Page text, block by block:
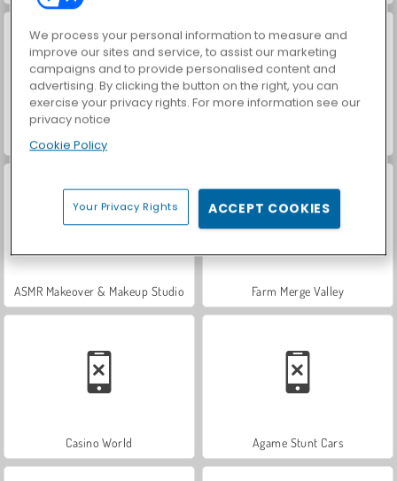
Royal Story
ASMR Makeover & Makeup Studio Farm Merge Valley
Casino World Agame Stunt Cars
We process your personal information to measure and
improve our sites and service, to assist our marketing
campaigns and to provide personalised content and
advertising. By clicking the button on the right, you can
exercise your privacy rights. For more information see our
privacy notice
Cookie Policy
Your Privacy Rights ACCEPT COOKIES